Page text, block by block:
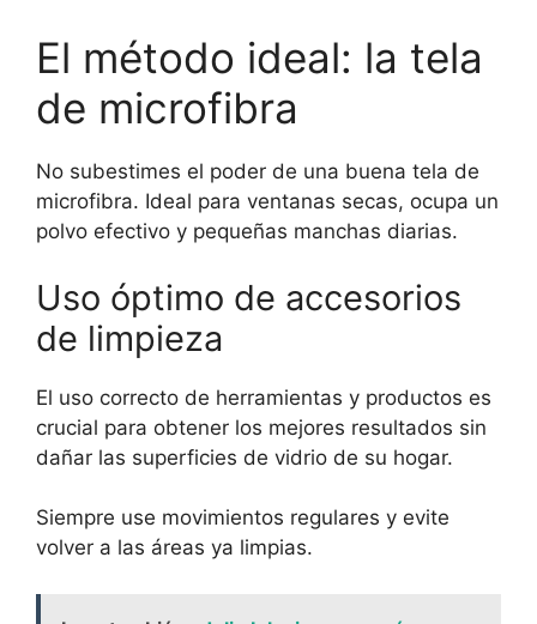
El método ideal: la tela
de microfibra
No subestimes el poder de una buena tela de
microfibra. Ideal para ventanas secas, ocupa un
polvo efectivo y pequeñas manchas diarias.
Uso óptimo de accesorios
de limpieza
El uso correcto de herramientas y productos es
crucial para obtener los mejores resultados sin
dañar las superficies de vidrio de su hogar.
Siempre use movimientos regulares y evite
volver a las áreas ya limpias.